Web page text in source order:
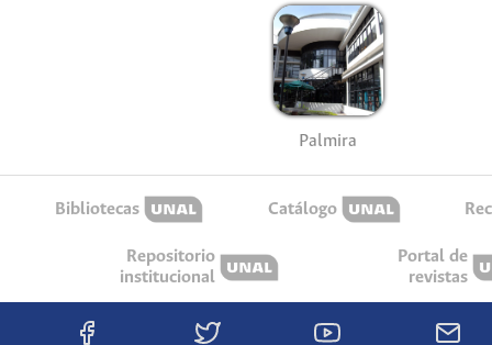
Palmira
Bibliotecas Catálogo
Repositorio
institucional
Portal de
revistas